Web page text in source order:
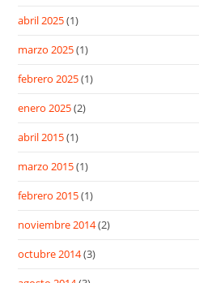
abril 2025(1)
marzo 2025(1)
febrero 2025(1)
enero 2025(2)
abril 2015(1)
marzo 2015(1)
febrero 2015(1)
noviembre 2014(2)
octubre 2014(3)